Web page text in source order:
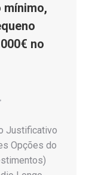
mínimo,
no
Justificativo
Opções do